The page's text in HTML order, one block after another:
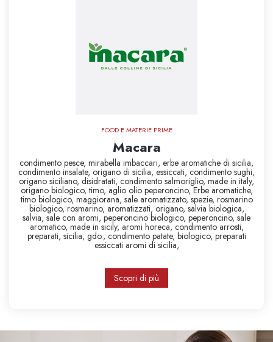
FOOD E MATERIE PRIME
Macara
condimento pesce, mirabella imbaccari, erbe aromatiche di sicilia,
condimento insalate, origano di sicilia, essiccati, condimento sughi,
origano siciliano, disidratati, condimento salmoriglio, made in italy,
origano biologico,timo, aglio olio peperoncino, Erbe aromatiche,
timo biologico, maggiorana, sale aromatizzato, spezie, rosmarino
biologico, rosmarino, aromatizzati, origano, salvia biologica,
salvia, sale con aromi, peperoncino biologico, peperoncino, sale
aromatico, made in sicily, aromi horeca, condimento arrosti,
preparati, sicilia, gdo., condimento patate, biologico, preparati
essiccati aromi di sicilia,
Scopri di più